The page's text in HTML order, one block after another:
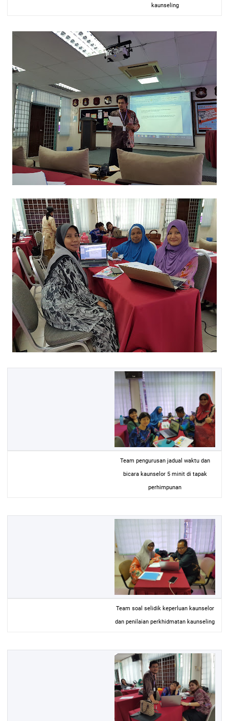
kaunseling
Team pengurusan jadual waktu dan
bicara kaunselor 5 minit di tapak
perhimpunan
Team soal selidik keperluan kaunselor
dan penilaian perkhidmatan kaunseling